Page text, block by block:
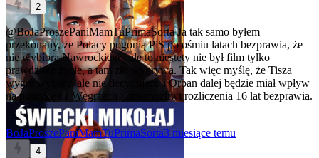
2
@BoJaProszePaniMamTuPrimaSortaJa tak samo byłem
przekonany, że Polacy pogonią PiS po ośmiu latach bezprawia, że
nie wybiorą Nawrockiego, ale to niestety nie był film tylko
prawdziwe życie, a tam zło wygrywa. Tak więc myślę, że Tisza
wygra wybory, ale nie decydująco i Orban dalej będzie miał wpływ
na politykę na Węgrzech i uniemożliwi rozliczenia 16 lat bezprawia.
BoJaProszePaniMamTuPrimaSorta3 miesiące temu
4